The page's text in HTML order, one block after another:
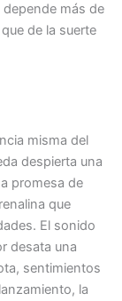
más de
de la suerte
misma del
despierta una
promesa de
que
El sonido
desata una
sentimientos
la